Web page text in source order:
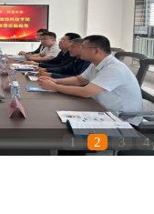
1 2 3 4